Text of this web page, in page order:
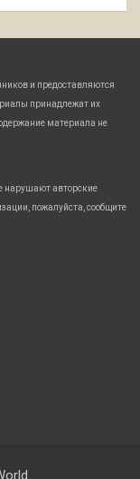
и предоставляются
принадлежат их
материала не
нарушают авторские
пожалуйста, сообщите